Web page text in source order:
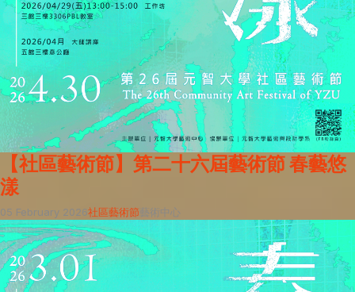
【社區藝術節】第二十六屆藝術節 春藝悠
漾
05 February 2026社區藝術節 藝術中心